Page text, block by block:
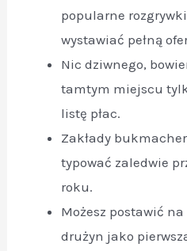
popularne
wystawiać pełną
Nic dziwnego,
tamtym miejscu
listę płac.
Zakłady
typować zaledwie
roku.
Możesz postawić
drużyn jako